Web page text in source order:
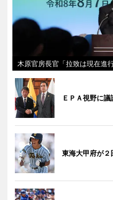
木原官房長官「拉致は現在進行
ＥＰＡ視野に議
東海大甲府が